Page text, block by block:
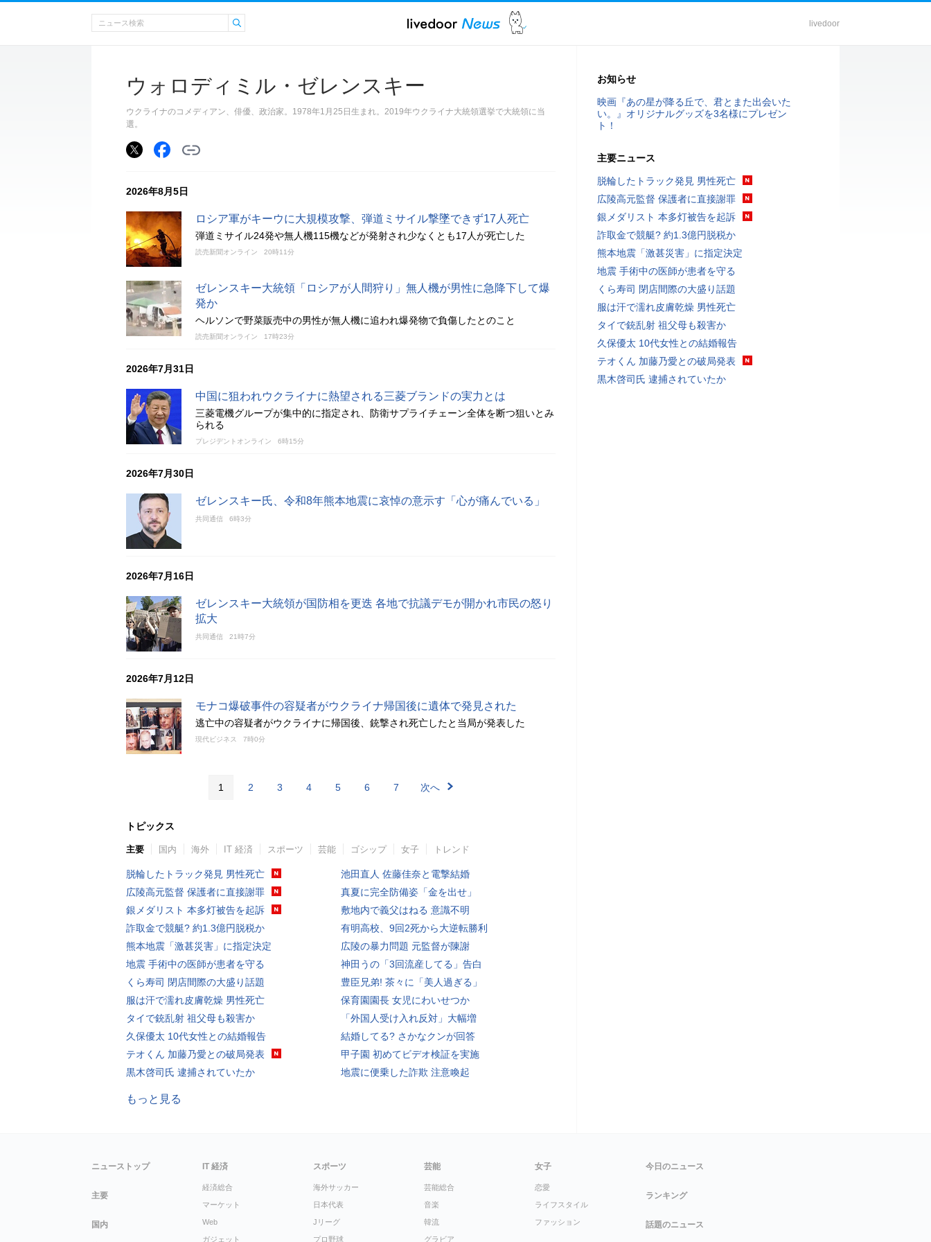
livedoor
ウォロディミル・ゼレンスキー
ウクライナのコメディアン、俳優、政治家。1978年1月25日生まれ。2019年ウクライナ大統領選挙で大統領に当
選。
2026年8月5日
ロシア軍がキーウに大規模攻撃、弾道ミサイル撃墜できず17人死亡
弾道ミサイル24発や無人機115機などが発射され少なくとも17人が死亡した
読売新聞オンライン 20時11分
ゼレンスキー大統領「ロシアが人間狩り」無人機が男性に急降下して爆
発か
ヘルソンで野菜販売中の男性が無人機に追われ爆発物で負傷したとのこと
読売新聞オンライン 17時23分
2026年7月31日
中国に狙われウクライナに熱望される三菱ブランドの実力とは
三菱電機グループが集中的に指定され、防衛サプライチェーン全体を断つ狙いとみ
られる
プレジデントオンライン 6時15分
2026年7月30日
ゼレンスキー氏、令和8年熊本地震に哀悼の意示す「心が痛んでいる」
共同通信 6時3分
2026年7月16日
ゼレンスキー大統領が国防相を更迭 各地で抗議デモが開かれ市民の怒り
拡大
共同通信 21時7分
2026年7月12日
モナコ爆破事件の容疑者がウクライナ帰国後に遺体で発見された
逃亡中の容疑者がウクライナに帰国後、銃撃され死亡したと当局が発表した
現代ビジネス 7時0分
1 2 3 4 5 6 7 次へ
トピックス
主要 国内 海外 IT 経済 スポーツ 芸能 ゴシップ 女子 トレンド
脱輪したトラック発見 男性死亡
広陵高元監督 保護者に直接謝罪
銀メダリスト 本多灯被告を起訴
詐取金で競艇? 約1.3億円脱税か
熊本地震「激甚災害」に指定決定
地震 手術中の医師が患者を守る
くら寿司 閉店間際の大盛り話題
服は汗で濡れ皮膚乾燥 男性死亡
タイで銃乱射 祖父母も殺害か
久保優太 10代女性との結婚報告
テオくん 加藤乃愛との破局発表
黒木啓司氏 逮捕されていたか
池田直人 佐藤佳奈と電撃結婚
真夏に完全防備姿「金を出せ」
敷地内で義父はねる 意識不明
有明高校、9回2死から大逆転勝利
広陵の暴力問題 元監督が陳謝
神田うの「3回流産してる」告白
豊臣兄弟! 茶々に「美人過ぎる」
保育園園長 女児にわいせつか
「外国人受け入れ反対」大幅増
結婚してる? さかなクンが回答
甲子園 初めてビデオ検証を実施
地震に便乗した詐欺 注意喚起
もっと見る
お知らせ
映画『あの星が降る丘で、君とまた出会いた
い。』オリジナルグッズを3名様にプレゼン
ト！
主要ニュース
脱輪したトラック発見 男性死亡
広陵高元監督 保護者に直接謝罪
銀メダリスト 本多灯被告を起訴
詐取金で競艇? 約1.3億円脱税か
熊本地震「激甚災害」に指定決定
地震 手術中の医師が患者を守る
くら寿司 閉店間際の大盛り話題
服は汗で濡れ皮膚乾燥 男性死亡
タイで銃乱射 祖父母も殺害か
久保優太 10代女性との結婚報告
テオくん 加藤乃愛との破局発表
黒木啓司氏 逮捕されていたか
ニューストップ
主要
国内
IT 経済
経済総合
マーケット
Web
ガジェット
スポーツ
海外サッカー
日本代表
Jリーグ
プロ野球
芸能
芸能総合
音楽
韓流
グラビア
女子
恋愛
ライフスタイル
ファッション
今日のニュース
ランキング
話題のニュース